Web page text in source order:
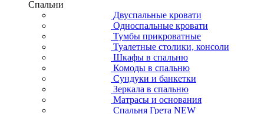
Спальни
Двуспальные кровати
Односпальные кровати
Тумбы прикроватные
Туалетные столики, консоли
Шкафы в спальню
Комоды в спальню
Сундуки и банкетки
Зеркала в спальню
Матрасы и основания
Спальня Грета NEW